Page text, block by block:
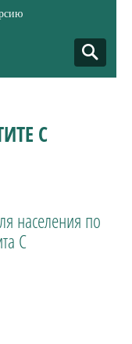
С
населения по
С